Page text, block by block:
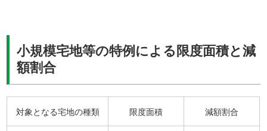
小規模宅地等の特例による限度面積と減
額割合
対象となる宅地の種類 限度面積 減額割合